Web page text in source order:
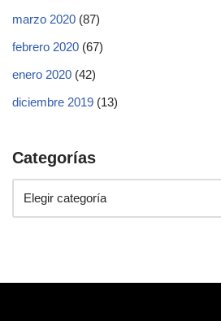
marzo 2020 (87)
febrero 2020 (67)
enero 2020 (42)
diciembre 2019 (13)
Categorías